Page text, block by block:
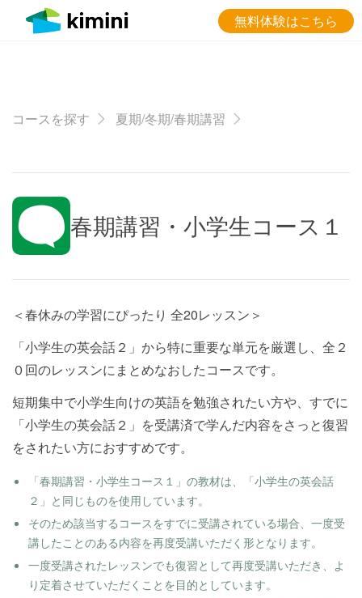
無料体験はこちら
コースを探す 夏期/冬期/春期講習
春期講習・小学生コース１
＜春休みの学習にぴったり 全20レッスン＞
「小学生の英会話２」から特に重要な単元を厳選し、全２
０回のレッスンにまとめなおしたコースです。
短期集中で小学生向けの英語を勉強されたい方や、すでに
「小学生の英会話２」を受講済で学んだ内容をさっと復習
をされたい方におすすめです。
「春期講習・小学生コース１」の教材は、「小学生の英会話
２」と同じものを使用しています。
そのため該当するコースをすでに受講されている場合、一度受
講したことのある内容を再度受講いただく形となります。
一度受講されたレッスンでも復習として再度受講いただき、よ
り定着させていただくことを目的としています。